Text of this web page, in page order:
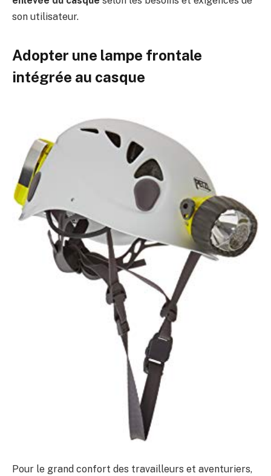
son utilisateur.
Adopter une lampe frontale
intégrée au casque
Pour le grand confort des travailleurs et aventuriers,